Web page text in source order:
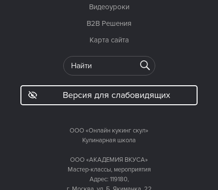
ООО «Онлайн кукинг скул»
Кулинарная школа
ООО «АКАДЕМИЯ ВКУСА»
Мастер-классы, мероприятия
Адрес: 119180,
Видеоуроки
B2B Решения
Карта сайта
Версия для слабовидящих